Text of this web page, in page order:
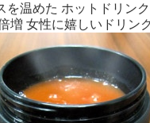
を温めた ホットドリン
増 女性に嬉しいドリン